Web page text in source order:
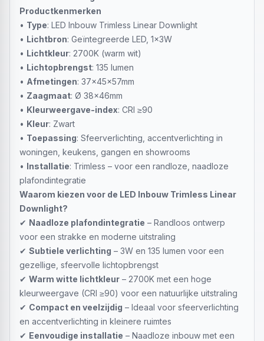
Productkenmerken
• Type: LED Inbouw Trimless Linear Downlight
• Lichtbron: Geïntegreerde LED, 1x3W
• Lichtkleur: 2700K (warm wit)
• Lichtopbrengst: 135 lumen
• Afmetingen: 37x45x57mm
• Zaagmaat: Ø 38x46mm
• Kleurweergave-index: CRI ≥90
• Kleur: Zwart
• Toepassing: Sfeerverlichting, accentverlichting in
woningen, keukens, gangen en showrooms
• Installatie: Trimless – voor een randloze, naadloze
plafondintegratie
Waarom kiezen voor de LED Inbouw Trimless Linear
Downlight?
✔ Naadloze plafondintegratie – Randloos ontwerp
voor een strakke en moderne uitstraling
✔ Subtiele verlichting – 3W en 135 lumen voor een
gezellige, sfeervolle lichtopbrengst
✔ Warm witte lichtkleur – 2700K met een hoge
kleurweergave (CRI ≥90) voor een natuurlijke uitstraling
✔ Compact en veelzijdig – Ideaal voor sfeerverlichting
en accentverlichting in kleinere ruimtes
✔ Eenvoudige installatie – Naadloze inbouw met een